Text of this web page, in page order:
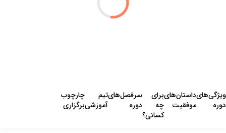
ویژگی‌های
دوره
داستان‌های
موفقیت
برای
چه
کسانی؟
سرفصل‌های
دوره
تیم
آموزشی
چارچوب
برگزاری